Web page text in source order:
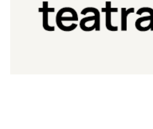
Laboratorio
Laboratorio di teatro del Teatro